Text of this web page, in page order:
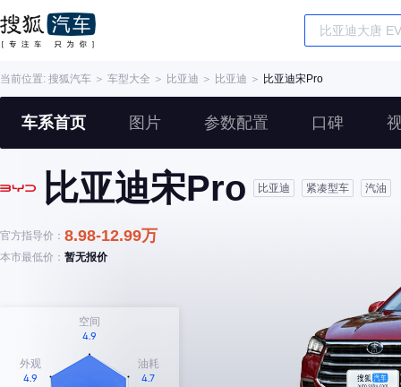
当前位置: 搜狐汽车 ＞ 车型大全 ＞ 比亚迪 ＞ 比亚迪 ＞ 比亚迪宋Pro
车系首页 图片 参数配置 口碑
比亚迪宋Pro 比亚迪 紧凑型车 汽油
官方指导价： 8.98-12.99万
本市最低价： 暂无报价